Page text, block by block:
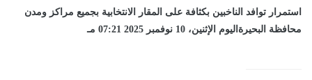
استمرار توافد الناخبين بكثافة على المقار الانتخابية بجميع مراكز ومدن
محافظة البحيرةاليوم الإثنين، 10 نوفمبر 2025 07:21 مـ